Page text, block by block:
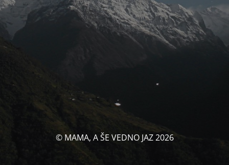
© MAMA, A ŠE VEDNO JAZ 2026